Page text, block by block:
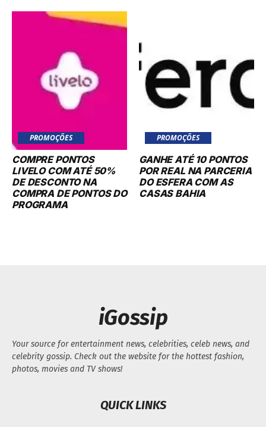
PROMOÇÕES
COMPRE PONTOS
LIVELO COM ATÉ 50%
DE DESCONTO NA
COMPRA DE PONTOS DO
PROGRAMA
PROMOÇÕES
GANHE ATÉ 10 PONTOS
POR REAL NA PARCERIA
DO ESFERA COM AS
CASAS BAHIA
iGossip
Your source for entertainment news, celebrities, celeb news, and
celebrity gossip. Check out the website for the hottest fashion,
photos, movies and TV shows!
QUICK LINKS